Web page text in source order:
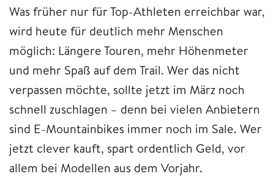
Was früher nur für Top-Athleten erreichbar war,
wird heute für deutlich mehr Menschen
möglich: Längere Touren, mehr Höhenmeter
und mehr Spaß auf dem Trail. Wer das nicht
verpassen möchte, sollte jetzt im März noch
schnell zuschlagen – denn bei vielen Anbietern
sind E-Mountainbikes immer noch im Sale. Wer
jetzt clever kauft, spart ordentlich Geld, vor
allem bei Modellen aus dem Vorjahr.